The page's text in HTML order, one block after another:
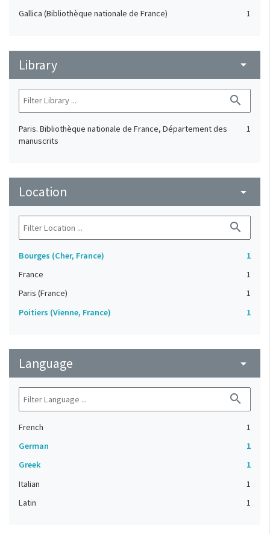
Gallica (Bibliothèque nationale de France) 1
Library arrow_drop_down
search
Paris. Bibliothèque nationale de France, Département des
manuscrits
1
Location arrow_drop_down
search
Bourges (Cher, France)
1
France
1
Paris (France)
1
Poitiers (Vienne, France)
1
Language arrow_drop_down
search
French
1
German
1
Greek
1
Italian
1
Latin
1